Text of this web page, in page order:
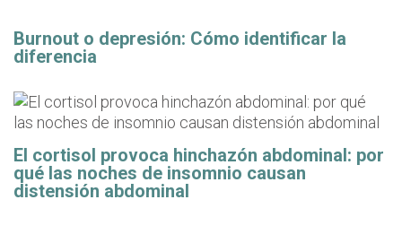
Burnout o depresión: Cómo identificar la
diferencia
El cortisol provoca hinchazón abdominal: por
qué las noches de insomnio causan
distensión abdominal